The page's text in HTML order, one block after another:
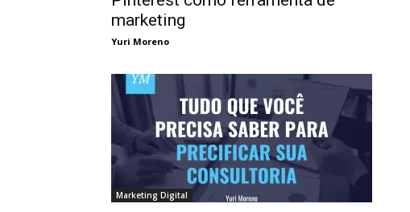
marketing
Yuri Moreno
Marketing Digital